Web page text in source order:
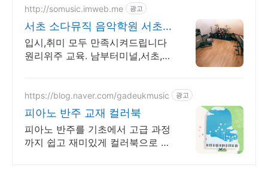
http://somusic.imweb.me 광고
서초 소다뮤직 음악학원 서초
실용음악학원 소다뮤직
입시,취미 모두 만족시켜드립니다
원리위주 교육. 남부터미널,서초,교
합니다.
https://blog.naver.com/gadeukmusic 광고
피아노 반주 교재 컬러북
피아노 반주를 기초에서 고급 과정
까지 쉽고 재미있게 컬러북으로 배